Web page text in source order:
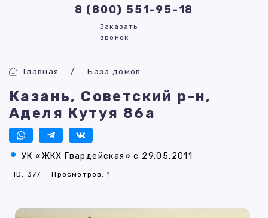
8 (800) 551-95-18
Заказать
звонок
Главная База домов
Казань, Советский р-н,
Аделя Кутуя 86а
УК «ЖКХ Гвардейская» с 29.05.2011
ID: 377 Просмотров: 1